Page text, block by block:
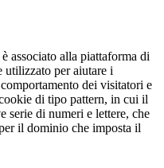
associato alla piattaforma di
per aiutare i
dei visitatori e
di tipo pattern, in cui il
serie di numeri e lettere, che
il dominio che imposta il